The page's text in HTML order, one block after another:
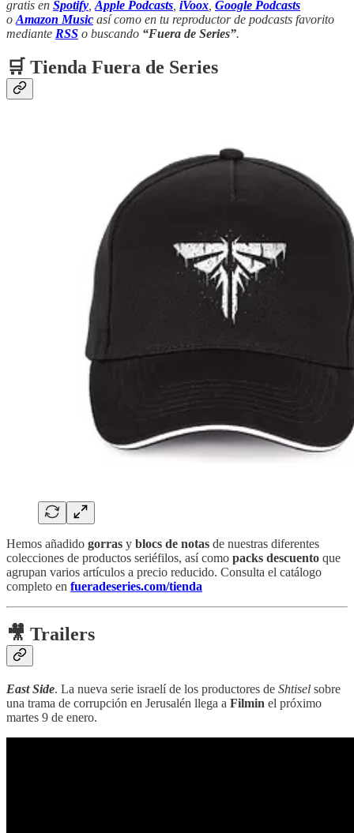
gratis en Spotify Apple Podcasts iVoox Google Podcasts
o Amazon Music así como en tu reproductor de podcasts favorito
mediante RSS o buscando “Fuera de Series”.
🛒 Tienda Fuera de Series
Hemos añadido gorras y blocs de notas de nuestras diferentes
colecciones de productos seriéfilos, así como packs descuento que
agrupan varios artículos a precio reducido. Consulta el catálogo
completo en fueradeseries.com/tienda
🎥 Trailers
East Side. La nueva serie israelí de los productores de Shtisel sobre
una trama de corrupción en Jerusalén llega a Filmin el próximo
martes 9 de enero.